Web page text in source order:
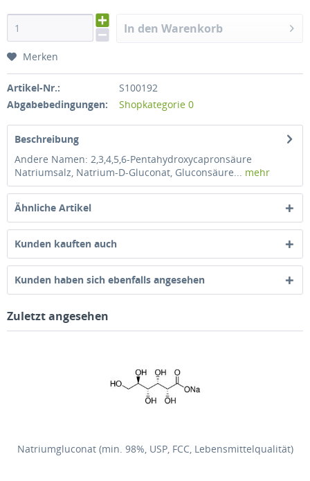
In den Warenkorb
Merken
Artikel-Nr.:
S100192
Abgabebedingungen:
Shopkategorie 0
Beschreibung
Andere Namen: 2,3,4,5,6-Pentahydroxycapronsäure
Natriumsalz, Natrium-D-Gluconat, Gluconsäure... mehr
Ähnliche Artikel
Kunden kauften auch
Kunden haben sich ebenfalls angesehen
Zuletzt angesehen
Natriumgluconat (min. 98%, USP, FCC, Lebensmittelqualität)